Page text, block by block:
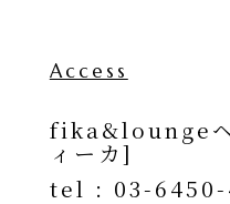
Access
fika&loungeヘ
ィーカ]
tel : 03-